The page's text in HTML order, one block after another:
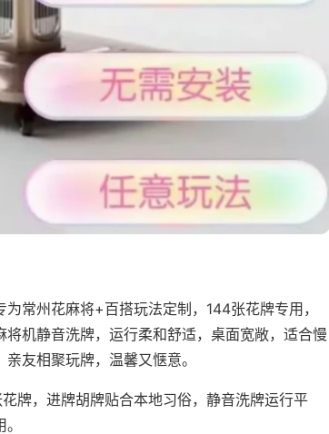
常州花麻将+百搭玩法定制，144张花牌专用，
机静音洗牌，运行柔和舒适，桌面宽敞，适合慢
友相聚玩牌，温馨又惬意。
牌，进牌胡牌贴合本地习俗，静音洗牌运行平